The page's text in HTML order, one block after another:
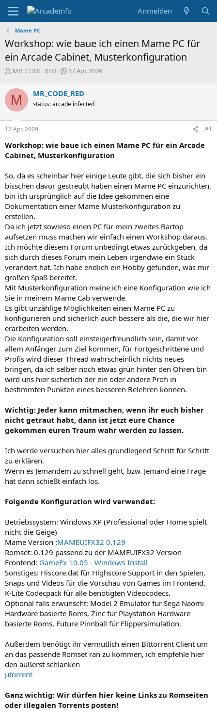
Anmelden
Mame PC
Workshop: wie baue ich einen Mame PC für
ein Arcade Cabinet, Musterkonfiguration
E
s
t
e
l
l
e
MR_CODE_RED
E
t
e
l
m
17 Apr. 2009
M MR_CODE_RED
status: arcade infected
17 Apr. 2009 #1
Workshop: wie baue ich einen Mame PC für ein Arcade
Cabinet, Musterkonfiguration
So, da es scheinbar hier einige Leute gibt, die sich bisher ein
bisschen davor gestreubt haben einen Mame PC einzurichten,
bin ich ursprünglich auf die Idee gekommen eine
Dokumentation einer Mame Musterkonfiguration zu
erstellen.
Da ich jetzt sowieso einen PC für mein zweites Bartop
aufsetzen muss machen wir einfach einen Workshop daraus.
Ich möchte diesem Forum unbedingt etwas zurückgeben, da
sich durch dieses Forum mein Leben irgendwie ein Stück
verändert hat. Ich habe endlich ein Hobby gefunden, was mir
großen Spaß bereitet.
Mit Musterkonfiguration meine ich eine Konfiguration wie ich
Sie in meinem Mame Cab verwende.
Es gibt unzählige Möglichkeiten einen Mame PC zu
konfigurieren und sicherlich auch bessere als die, die wir hier
erarbeiten werden.
Die Konfiguration soll einsteigerfreundlich sein, damit vor
allem Anfänger zum Ziel kommen, für Fortgeschrittene und
Profis wird dieser Thread wahrscheinlich nichts neues
bringen, da ich selber noch etwas grün hinter den Ohren bin
wird uns hier sicherlich der ein oder andere Profi in
bestimmten Punkten eines besseren Belehren können.
Wichtig: Jeder kann mitmachen, wenn ihr euch bisher
nicht getraut habt, dann ist jetzt eure Chance
gekommen euren Traum wahr werden zu lassen.
Ich werde versuchen hier alles grundlegend Schritt für Schritt
zu erklären.
Wenn es Jemandem zu schnell geht, bzw. Jemand eine Frage
hat dann schießt einfach los.
Folgende Konfiguration wird verwendet:
Betriebssystem: Windows XP (Professional oder Home spielt
nicht die Geige)
Mame Version :MAMEUIFX32 0.129
Romset: 0.129 passend zu der MAMEUIFX32 Version
Frontend: GameEx 10.05 - Windows Install
Sonstiges: Hiscore.dat für Highscore Support in den Spielen,
Snaps und Videos für die Vorschau von Games im Frontend,
K-Lite Codecpack für alle benötigten Videocodecs.
Optional falls erwünscht: Model 2 Emulator für Sega Naomi
Hardware basierte Roms, Zinc für Playstation Hardware
basierte Roms, Future Pinnball für Flippersimulation.
Außerdem benötigt ihr vermutlich einen Bittorrent Client um
an das passende Romset ran zu kommen, ich empfehle hier
den äußerst schlanken
µtorrent
Ganz wichtig: Wir dürfen hier keine Links zu Romseiten
oder illegalen Torrents posten!